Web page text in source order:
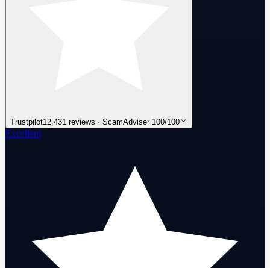
Trustpilot12,431 reviews · ScamAdviser 100/100
Excellent